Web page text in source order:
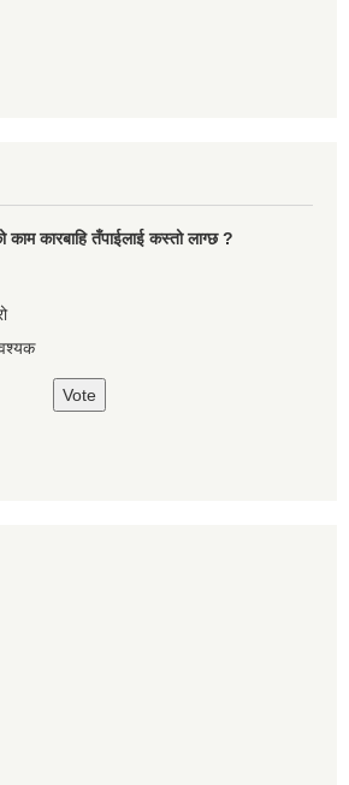
काम कारबाहि तँपाईलाई कस्तो लाग्छ ?